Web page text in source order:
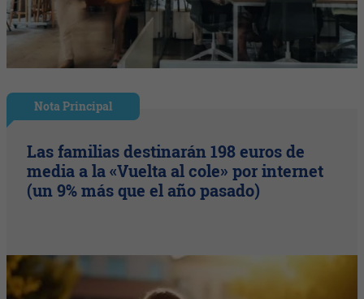
Nota Principal
Las familias destinarán 198 euros de
media a la «Vuelta al cole» por internet
(un 9% más que el año pasado)